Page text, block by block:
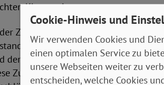
Klagen ein.
Zwischenzeit hat der Gesetzgeber
und -rentner,
dem 31. Dezember 2018 lag,
Zuschläge bei 4,5 bzw. 7,5 Prozent.
Cookie-Hinweis und
Wir verwenden Cookies und
einen optimalen Service zu
unsere Webseiten weiter zu
entscheiden, welche Cookies